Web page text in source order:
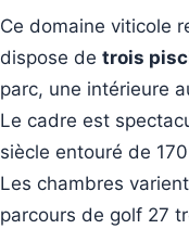
Ce domaine viticole
dispose de trois
parc, une intérieure
Le cadre est
siècle entouré de
Les chambres
parcours de golf 27